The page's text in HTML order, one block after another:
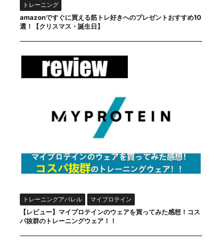
トレーニング
amazonですぐに買える筋トレ好きへのプレゼントおすすめ10
選！【クリスマス・誕生日】
トレーニングアパレル マイプロテイン
【レビュー】マイプロテインのウェアを買ってみた感想！コス
パ抜群のトレーニングウェア！！